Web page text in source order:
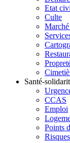
Etat
Culte
Santé-
CCAS
Emploi
Points